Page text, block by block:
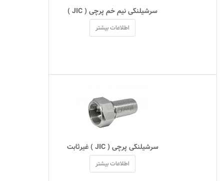
سرشیلنگی نیم خم پرچی ( JIC )
اطلاعات بیشتر
سرشیلنگی پرچی ( JIC ) غیرثابت
اطلاعات بیشتر